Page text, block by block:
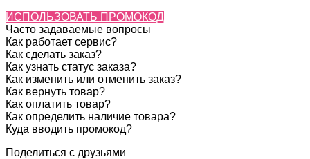
ИСПОЛЬЗОВАТЬ ПРОМОКОД
Часто задаваемые вопросы
Как работает сервис?
Как сделать заказ?
Как узнать статус заказа?
Как изменить или отменить заказ?
Как вернуть товар?
Как оплатить товар?
Как определить наличие товара?
Куда вводить промокод?
Поделиться с друзьями